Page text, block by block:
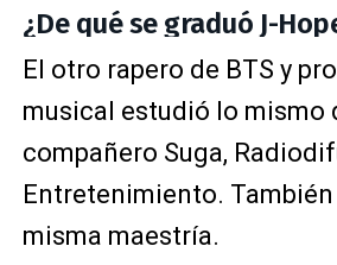
¿De qué se graduó J-
El otro rapero de BTS y
musical estudió lo mismo
compañero Suga,
Entretenimiento.
misma maestría.